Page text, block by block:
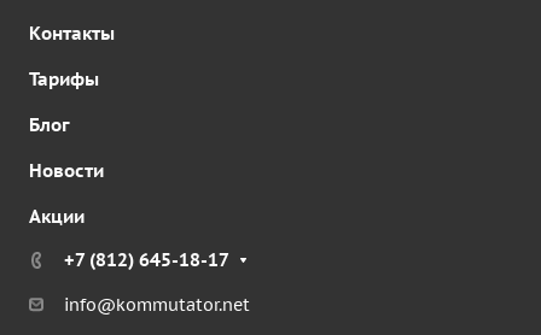
Контакты
Тарифы
Блог
Новости
Акции
+7 (812) 645-18-17
info@kommutator.net